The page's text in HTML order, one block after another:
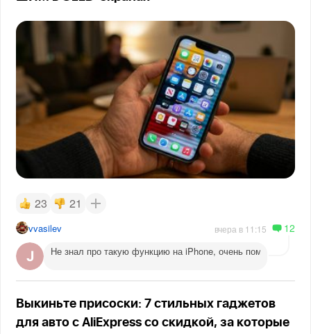
23 21
vvasilev вчера в 11:15 12
Не знал про такую функцию на iPhone, очень помогает
Выкиньте присоски: 7 стильных гаджетов
для авто с AliExpress со скидкой, за которые